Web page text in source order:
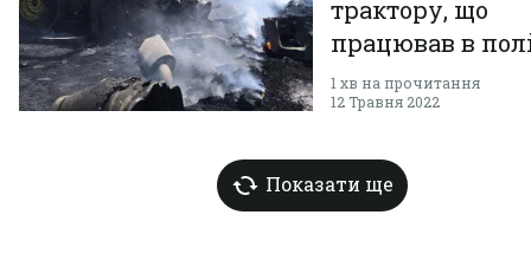
трактору, що
працював в
1 хв на прочитання
12 Травня 2022
Показати ще